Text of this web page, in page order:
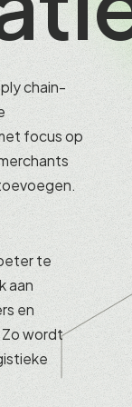
over de laatste
chain-
focus op
te
aan
en
wordt